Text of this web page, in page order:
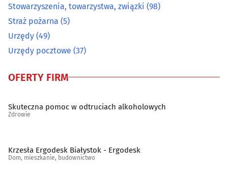
Stowarzyszenia, towarzystwa, związki (98)
Straż pożarna (5)
Urzędy (49)
Urzędy pocztowe (37)
OFERTY FIRM
Skuteczna pomoc w odtruciach alkoholowych
Zdrowie
Krzesła Ergodesk Białystok - Ergodesk
Dom, mieszkanie, budownictwo